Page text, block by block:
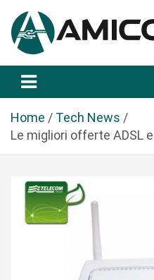
a
Amicopc.com
Home
Tech News
Le migliori offerte ADSL